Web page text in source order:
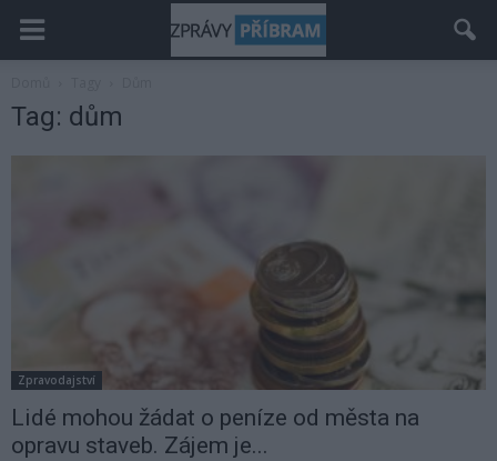
Tag: dům
Zpravodajství
Lidé mohou žádat o peníze od města na
opravu staveb. Zájem je...